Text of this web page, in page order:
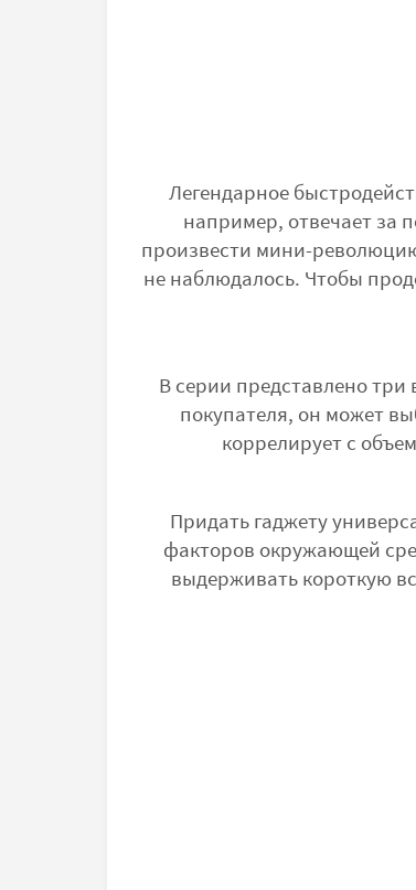
Легендарное
например, отвечает за
произвести мини-
не наблюдалось. Чтобы
В серии представлено три
покупателя, он может
коррелирует с
Придать гаджету
факторов окружающей
выдерживать короткую